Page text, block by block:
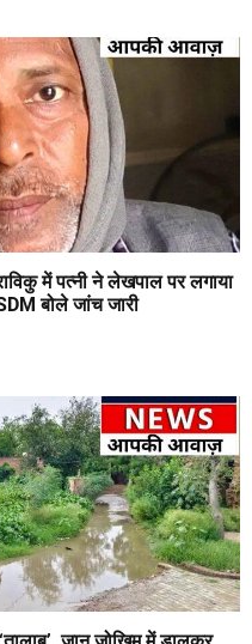
में पत्नी ने लेखपाल पर लगाया
बोले जांच जारी